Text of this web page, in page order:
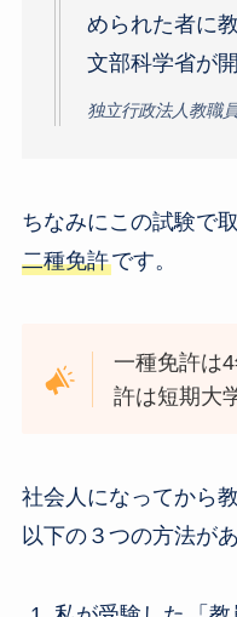
められた者に
文部科学省が
独立行政法人教職
ちなみにこの試験で
二種免許です。
一種免許は
許は短期大
社会人になってから
以下の３つの方法があ